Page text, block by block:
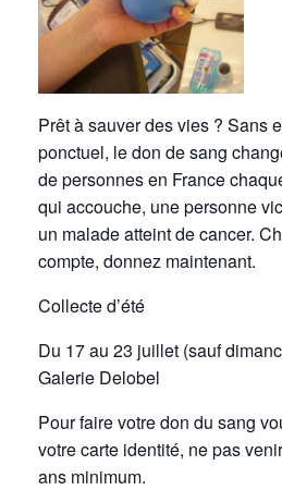
Prêt à sauver des vies ? Sans
ponctuel, le don de sang
de personnes en France
qui accouche, une personne
un malade atteint de cancer.
compte, donnez maintenant.
Collecte d’été
Du 17 au 23 juillet (sauf
Galerie Delobel
Pour faire votre don du sang
votre carte identité, ne pas
ans minimum.